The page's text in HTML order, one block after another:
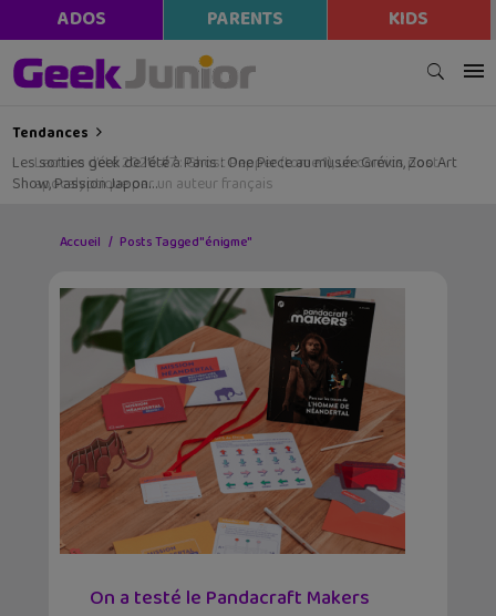
ADOS PARENTS KIDS
Tendances
Les sorties geek de l’été à Paris : One Piece au musée Grévin, Zoo Art
Show, Passion Japon…
Accueil Posts Tagged "énigme"
On a testé le Pandacraft Makers